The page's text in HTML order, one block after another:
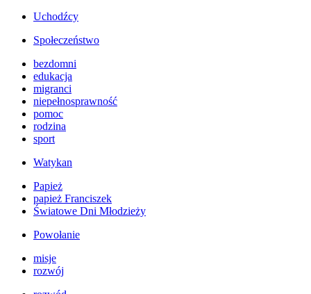
Uchodźcy
Społeczeństwo
bezdomni
edukacja
migranci
niepełnosprawność
pomoc
rodzina
sport
Watykan
Papież
papież Franciszek
Światowe Dni Młodzieży
Powołanie
misje
rozwój